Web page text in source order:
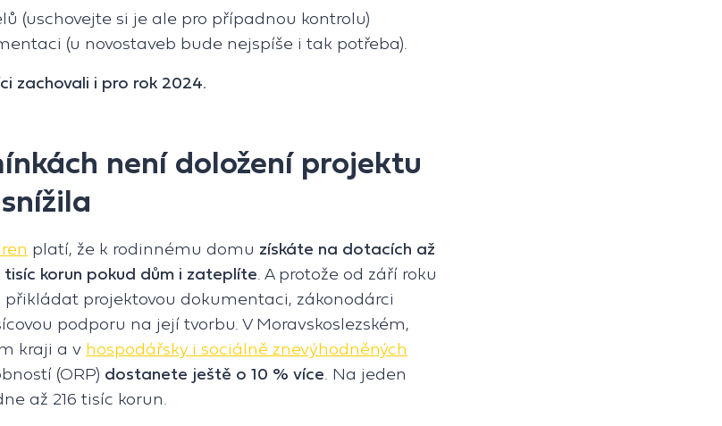
(uschovejte si je ale pro případnou kontrolu)
(u novostaveb bude nejspíše i tak potřeba).
zachovali i pro rok 2024.
není doložení projektu
platí, že k rodinnému domu získáte na dotacích až
korun pokud dům i zateplíte . A protože od září roku
projektovou dokumentaci, zákonodárci
podporu na její tvorbu. V Moravskoslezském,
kraji a v hospodářsky i sociálně znevýhodněných
(ORP) dostanete ještě o 10 % více . Na jeden
až 216 tisíc korun.